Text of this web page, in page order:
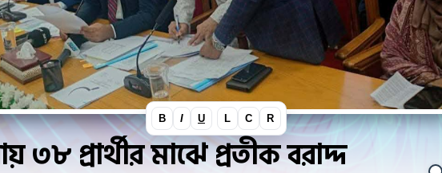
৩৮ প্রার্থীর মাঝে প্রতীক বরাদ্দ
B I U L C R